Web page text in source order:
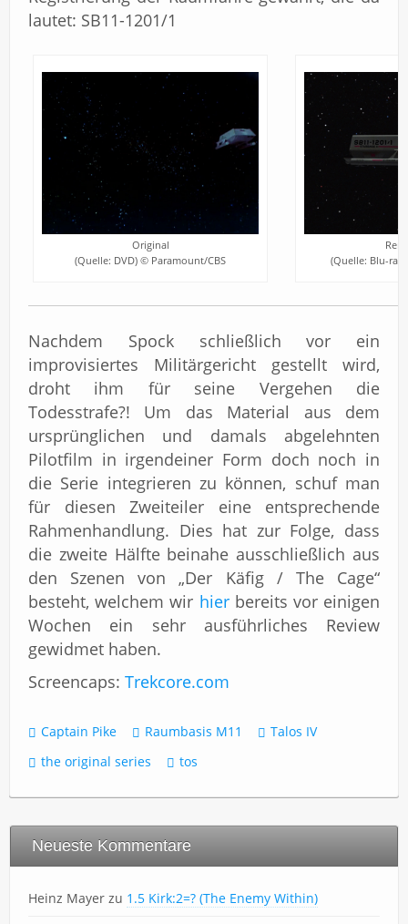
lautet: SB11-1201/1
Original
(Quelle: DVD) © Paramount/CBS
(Quelle: Blu-
Nachdem Spock schließlich vor ein
improvisiertes Militärgericht gestellt wird,
droht ihm für seine Vergehen die
Todesstrafe?! Um das Material aus dem
ursprünglichen und damals abgelehnten
Pilotfilm in irgendeiner Form doch noch in
die Serie integrieren zu können, schuf man
für diesen Zweiteiler eine entsprechende
Rahmenhandlung. Dies hat zur Folge, dass
die zweite Hälfte beinahe ausschließlich aus
den Szenen von „Der Käfig / The Cage“
besteht, welchem wir hierbereits vor einigen
Wochen ein sehr ausführliches Review
gewidmet haben.
Screencaps: Trekcore.com
Captain Pike Raumbasis M11
Talos IV
the original series
tos
Neueste Kommentare
Heinz Mayer zu 1.5 Kirk:2=? (The Enemy Within)